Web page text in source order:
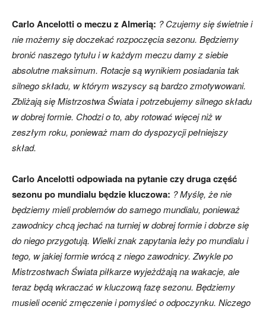
Carlo Ancelotti o meczu z Almerią: ? Czujemy się świetnie i
nie możemy się doczekać rozpoczęcia sezonu. Będziemy
bronić naszego tytułu i w każdym meczu damy z siebie
absolutne maksimum. Rotacje są wynikiem posiadania tak
silnego składu, w którym wszyscy są bardzo zmotywowani.
Zbliżają się Mistrzostwa Świata i potrzebujemy silnego składu
w dobrej formie. Chodzi o to, aby rotować więcej niż w
zeszłym roku, ponieważ mam do dyspozycji pełniejszy
skład.
Carlo Ancelotti odpowiada na pytanie czy druga część
sezonu po mundialu będzie kluczowa: ? Myślę, że nie
będziemy mieli problemów do samego mundialu, ponieważ
zawodnicy chcą jechać na turniej w dobrej formie i dobrze się
do niego przygotują. Wielki znak zapytania leży po mundialu i
tego, w jakiej formie wrócą z niego zawodnicy. Zwykle po
Mistrzostwach Świata piłkarze wyjeżdżają na wakacje, ale
teraz będą wkraczać w kluczową fazę sezonu. Będziemy
musieli ocenić zmęczenie i pomyśleć o odpoczynku. Niczego